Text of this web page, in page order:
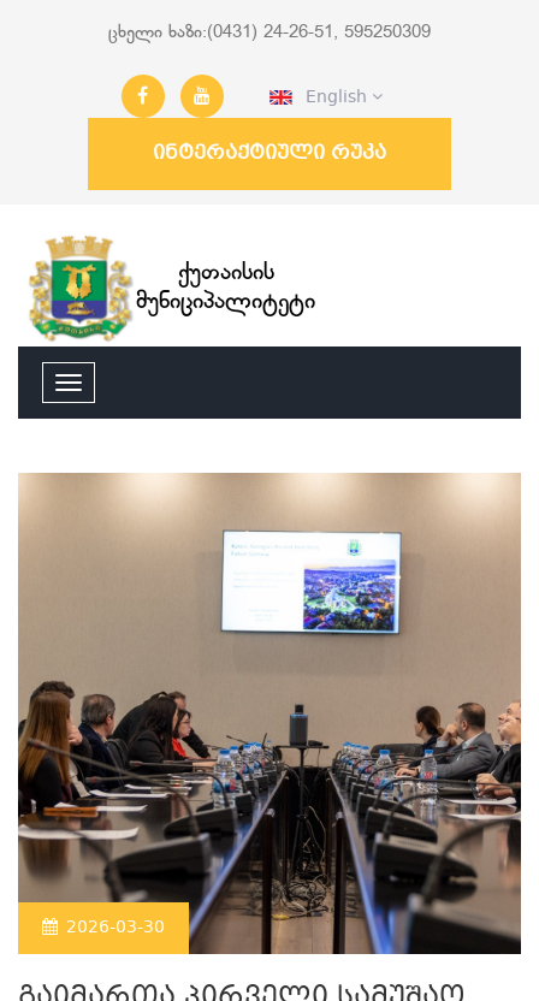
ცხელი ხაზი:(0431) 24-26-51, 595250309
English
ინტერაქტიული რუკა
ქუთაისის
მუნიციპალიტეტი
2026-03-30